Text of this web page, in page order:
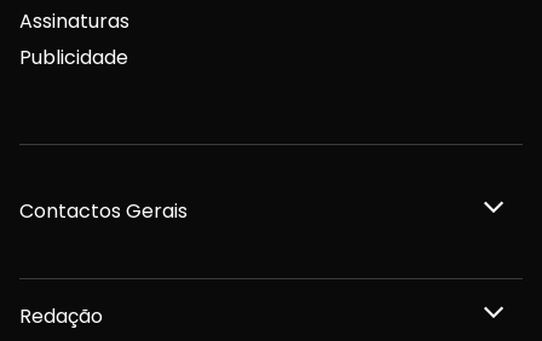
Assinaturas
Publicidade
Contactos Gerais
Redação